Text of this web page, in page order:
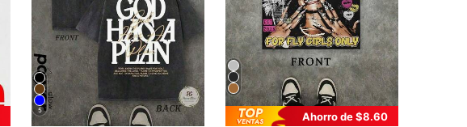
5 Ahorro de $8.60